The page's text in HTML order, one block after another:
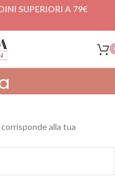
SUPERIORI A 79€
alla tua